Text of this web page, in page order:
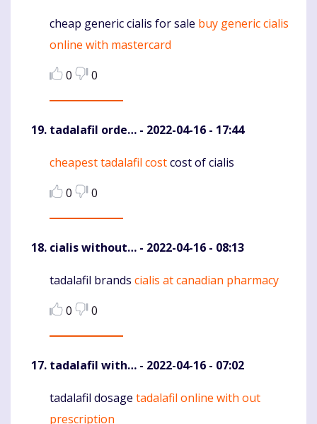
Komentaras
cheap generic cialis for sale buy generic cialis
online with mastercard
0
0
tadalafil orde… - 2022-04-16 - 17:44
Komentaras
cheapest tadalafil costcost of cialis
0
0
cialis without… - 2022-04-16 - 08:13
Komentaras
tadalafil brands cialis at canadian pharmacy
0
0
tadalafil with… - 2022-04-16 - 07:02
Komentaras
tadalafil dosage tadalafil online with out
prescription